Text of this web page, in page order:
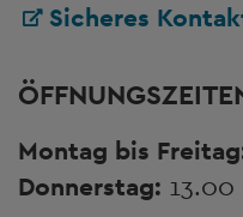
Sicheres
Montag bis
Donnerstag: 13.00